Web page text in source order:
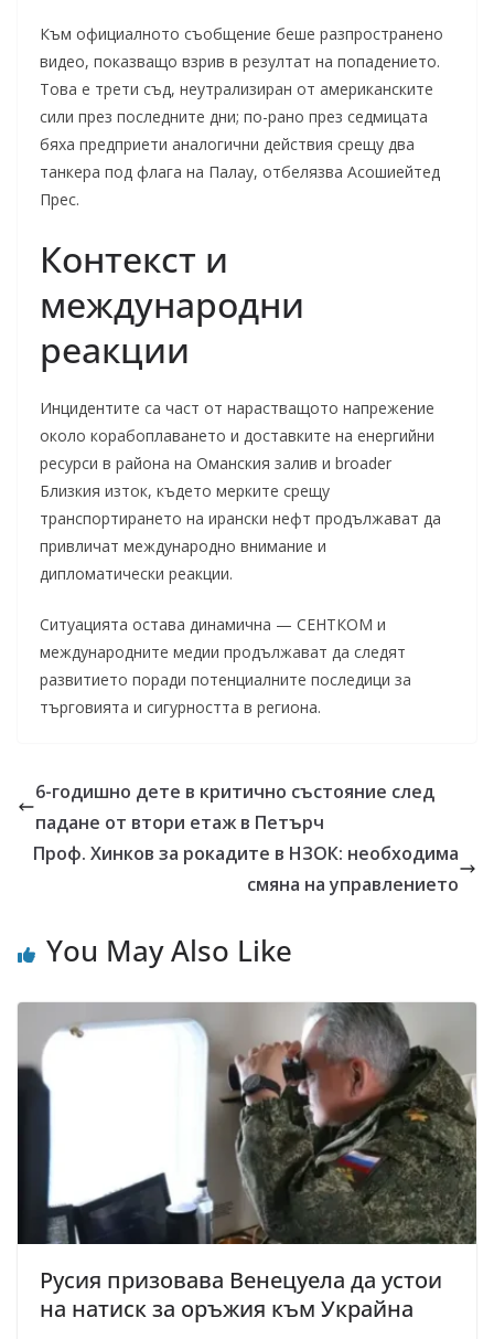
Към официалното съобщение беше разпространено
видео, показващо взрив в резултат на попадението.
Това е трети съд, неутрализиран от американските
сили през последните дни; по-рано през седмицата
бяха предприети аналогични действия срещу два
танкера под флага на Палау, отбелязва Асошиейтед
Прес.
Контекст и
международни
реакции
Инцидентите са част от нарастващото напрежение
около корабоплаването и доставките на енергийни
ресурси в района на Оманския залив и broader
Близкия изток, където мерките срещу
транспортирането на ирански нефт продължават да
привличат международно внимание и
дипломатически реакции.
Ситуацията остава динамична — СЕНТКОМ и
международните медии продължават да следят
развитието поради потенциалните последици за
търговията и сигурността в региона.
6-годишно дете в критично състояние след
падане от втори етаж в Петърч
Проф. Хинков за рокадите в НЗОК: необходима
смяна на управлението
You May Also Like
Русия призовава Венецуела да устои
на натиск за оръжия към Украйна